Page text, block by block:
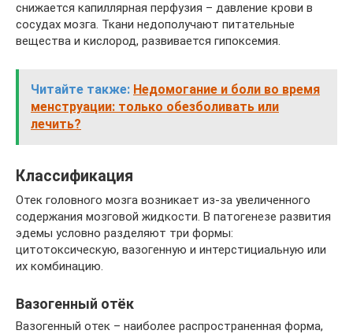
снижается капиллярная перфузия – давление крови в
сосудах мозга. Ткани недополучают питательные
вещества и кислород, развивается гипоксемия.
Читайте также: Недомогание и боли во время
менструации: только обезболивать или
лечить?
Классификация
Отек головного мозга возникает из-за увеличенного
содержания мозговой жидкости. В патогенезе развития
эдемы условно разделяют три формы:
цитотоксическую, вазогенную и интерстициальную или
их комбинацию.
Вазогенный отёк
Вазогенный отек – наиболее распространенная форма,